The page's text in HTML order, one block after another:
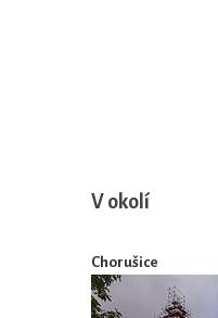
V okolí
Chorušice